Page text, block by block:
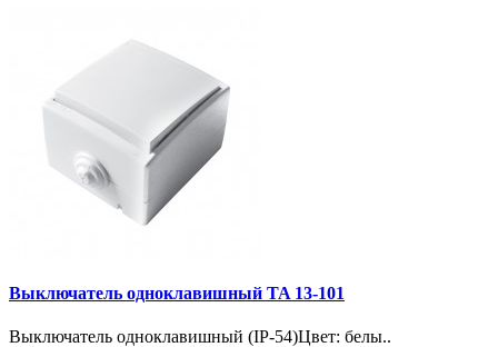
Выключатель одноклавишный TA 13-101
Выключатель одноклавишный (IP-54)Цвет: белы..